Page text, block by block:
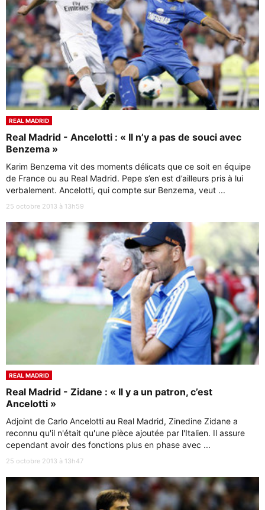
REAL MADRID
Real Madrid - Ancelotti : « Il n’y a pas de souci avec
Benzema »
Karim Benzema vit des moments délicats que ce soit en équipe
de France ou au Real Madrid. Pepe s’en est d’ailleurs pris à lui
verbalement. Ancelotti, qui compte sur Benzema, veut ...
25 octobre 2013 à 13h59
REAL MADRID
Real Madrid - Zidane : « Il y a un patron, c’est
Ancelotti »
Adjoint de Carlo Ancelotti au Real Madrid, Zinedine Zidane a
reconnu qu'il n'était qu'une pièce ajoutée par l'Italien. Il assure
cependant avoir des fonctions plus en phase avec ...
25 octobre 2013 à 13h47